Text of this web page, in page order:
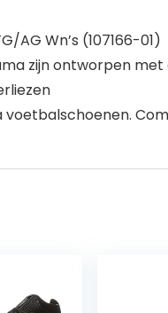
AG Wn’s (107166-01)
zijn ontworpen